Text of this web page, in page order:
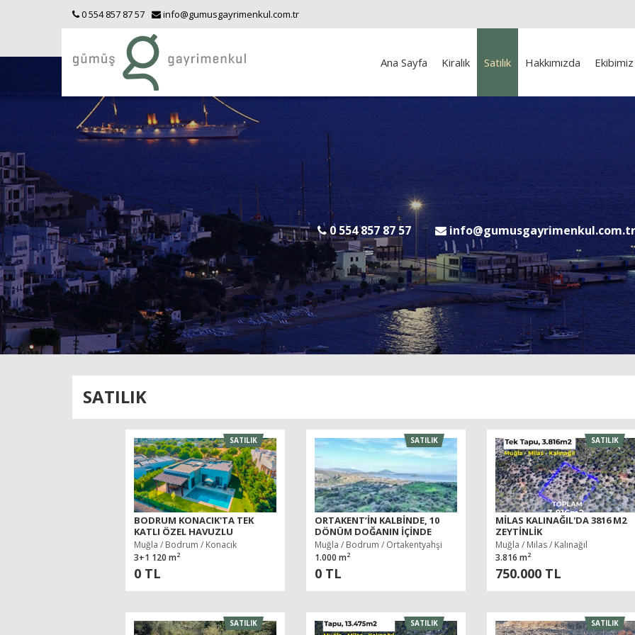
0 554 857 87 57 info@gumusgayrimenkul.com.tr
Ana Sayfa Kiralık Satılık Hakkımızda Ekibimiz
0 554 857 87 57 info@gumusgayrimenkul.com.tr
SATILIK
SATILIK
BODRUM KONACIK'TA TEK
KATLI ÖZEL HAVUZLU
MÜSTAKIL VILLA
Muğla / Bodrum / Konacık
3+1 120 m2
0 TL
SATILIK
ORTAKENT’IN KALBINDE, 10
DÖNÜM DOĞANIN İÇINDE
ÖZEL VILLA
Muğla / Bodrum / Ortakentyahşi
1.000 m2
0 TL
SATILIK
MILAS KALINAĞIL'DA 3816 M2
ZEYTINLIK
Muğla / Milas / Kalınağıl
3.816 m2
750.000 TL
SATILIK SATILIK SATILIK